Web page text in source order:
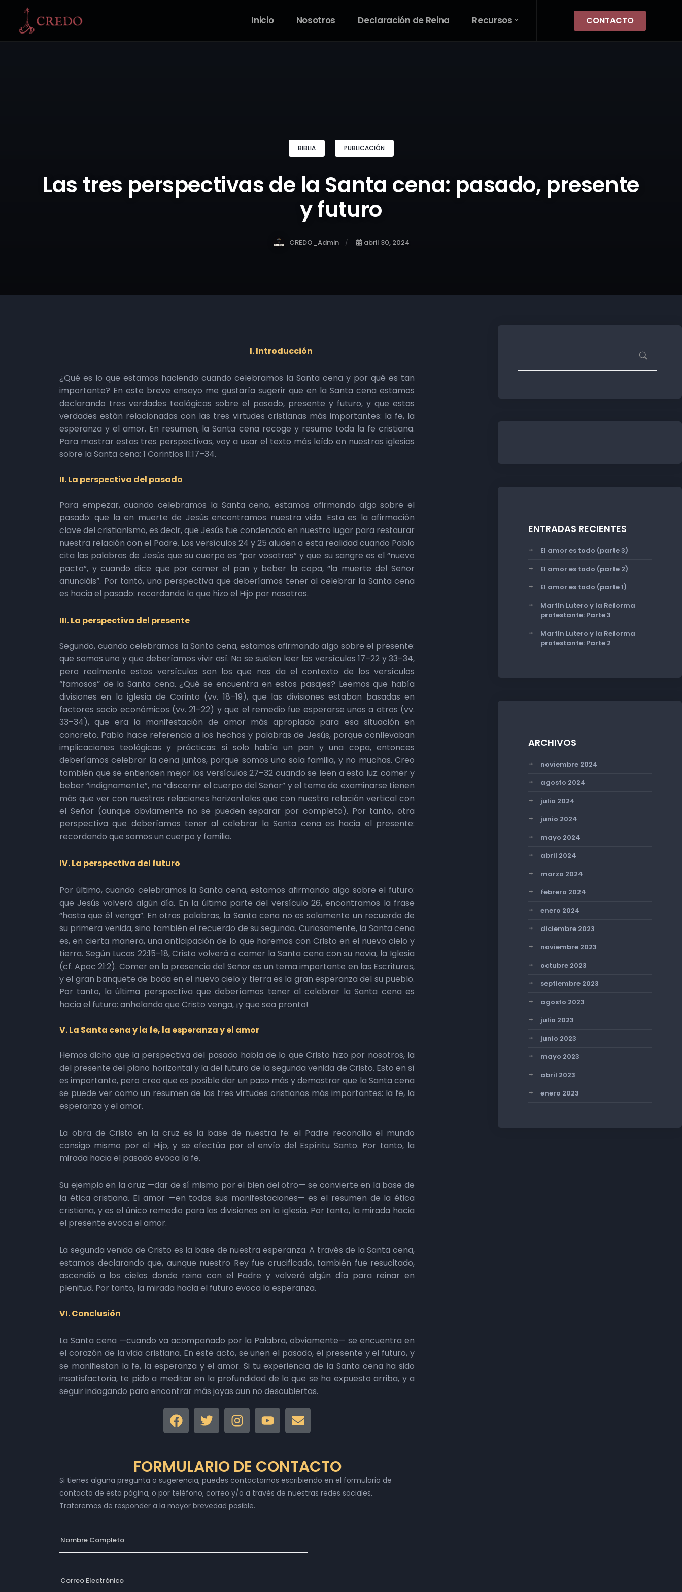
Inicio Nosotros Declaración de Reina Recursos CONTACTO
BIBLIA PUBLICACIÓN
Las tres perspectivas de la Santa cena: pasado, presente
y futuro
CREDO_Admin abril 30, 2024
I. Introducción
¿Qué es lo que estamos haciendo cuando celebramos la Santa cena y por qué es tan
importante? En este breve ensayo me gustaría sugerir que en la Santa cena estamos
declarando tres verdades teológicas sobre el pasado, presente y futuro, y que estas
verdades están relacionadas con las tres virtudes cristianas más importantes: la fe, la
esperanza y el amor. En resumen, la Santa cena recoge y resume toda la fe cristiana.
Para mostrar estas tres perspectivas, voy a usar el texto más leído en nuestras iglesias
sobre la Santa cena: 1 Corintios 11:17–34.
II. La perspectiva del pasado
Para empezar, cuando celebramos la Santa cena, estamos afirmando algo sobre el
pasado: que la en muerte de Jesús encontramos nuestra vida. Esta es la afirmación
clave del cristianismo, es decir, que Jesús fue condenado en nuestro lugar para restaurar
nuestra relación con el Padre. Los versículos 24 y 25 aluden a esta realidad cuando Pablo
cita las palabras de Jesús que su cuerpo es “por vosotros” y que su sangre es el “nuevo
pacto”, y cuando dice que por comer el pan y beber la copa, “la muerte del Señor
anunciáis”. Por tanto, una perspectiva que deberíamos tener al celebrar la Santa cena
es hacia el pasado: recordando lo que hizo el Hijo por nosotros.
III. La perspectiva del presente
Segundo, cuando celebramos la Santa cena, estamos afirmando algo sobre el presente:
que somos uno y que deberíamos vivir así. No se suelen leer los versículos 17–22 y 33–34,
pero realmente estos versículos son los que nos da el contexto de los versículos
“famosos” de la Santa cena. ¿Qué se encuentra en estos pasajes? Leemos que había
divisiones en la iglesia de Corinto (vv. 18–19), que las divisiones estaban basadas en
factores socio económicos (vv. 21–22) y que el remedio fue esperarse unos a otros (vv.
33–34), que era la manifestación de amor más apropiada para esa situación en
concreto. Pablo hace referencia a los hechos y palabras de Jesús, porque conllevaban
implicaciones teológicas y prácticas: si solo había un pan y una copa, entonces
deberíamos celebrar la cena juntos, porque somos una sola familia, y no muchas. Creo
también que se entienden mejor los versículos 27–32 cuando se leen a esta luz: comer y
beber “indignamente”, no “discernir el cuerpo del Señor” y el tema de examinarse tienen
más que ver con nuestras relaciones horizontales que con nuestra relación vertical con
el Señor (aunque obviamente no se pueden separar por completo). Por tanto, otra
perspectiva que deberíamos tener al celebrar la Santa cena es hacia el presente:
recordando que somos un cuerpo y familia.
IV. La perspectiva del futuro
Por último, cuando celebramos la Santa cena, estamos afirmando algo sobre el futuro:
que Jesús volverá algún día. En la última parte del versículo 26, encontramos la frase
“hasta que él venga”. En otras palabras, la Santa cena no es solamente un recuerdo de
su primera venida, sino también el recuerdo de su segunda. Curiosamente, la Santa cena
es, en cierta manera, una anticipación de lo que haremos con Cristo en el nuevo cielo y
tierra. Según Lucas 22:15–18, Cristo volverá a comer la Santa cena con su novia, la Iglesia
(cf. Apoc 21:2). Comer en la presencia del Señor es un tema importante en las Escrituras,
y el gran banquete de boda en el nuevo cielo y tierra es la gran esperanza del su pueblo.
Por tanto, la última perspectiva que deberíamos tener al celebrar la Santa cena es
hacia el futuro: anhelando que Cristo venga, ¡y que sea pronto!
V. La Santa cena y la fe, la esperanza y el amor
Hemos dicho que la perspectiva del pasado habla de lo que Cristo hizo por nosotros, la
del presente del plano horizontal y la del futuro de la segunda venida de Cristo. Esto en sí
es importante, pero creo que es posible dar un paso más y demostrar que la Santa cena
se puede ver como un resumen de las tres virtudes cristianas más importantes: la fe, la
esperanza y el amor.
La obra de Cristo en la cruz es la base de nuestra fe: el Padre reconcilia el mundo
consigo mismo por el Hijo, y se efectúa por el envío del Espíritu Santo. Por tanto, la
mirada hacia el pasado evoca la fe.
Su ejemplo en la cruz —dar de sí mismo por el bien del otro— se convierte en la base de
la ética cristiana. El amor —en todas sus manifestaciones— es el resumen de la ética
cristiana, y es el único remedio para las divisiones en la iglesia. Por tanto, la mirada hacia
el presente evoca el amor.
La segunda venida de Cristo es la base de nuestra esperanza. A través de la Santa cena,
estamos declarando que, aunque nuestro Rey fue crucificado, también fue resucitado,
ascendió a los cielos donde reina con el Padre y volverá algún día para reinar en
plenitud. Por tanto, la mirada hacia el futuro evoca la esperanza.
VI. Conclusión
La Santa cena —cuando va acompañado por la Palabra, obviamente— se encuentra en
el corazón de la vida cristiana. En este acto, se unen el pasado, el presente y el futuro, y
se manifiestan la fe, la esperanza y el amor. Si tu experiencia de la Santa cena ha sido
insatisfactoria, te pido a meditar en la profundidad de lo que se ha expuesto arriba, y a
seguir indagando para encontrar más joyas aun no descubiertas.
FORMULARIO DE CONTACTO
Si tienes alguna pregunta o sugerencia, puedes contactarnos escribiendo en el formulario de
contacto de esta página, o por teléfono, correo y/o a través de nuestras redes sociales.
Trataremos de responder a la mayor brevedad posible.
ENTRADAS RECIENTES
El amor es todo (parte 3)
El amor es todo (parte 2)
El amor es todo (parte 1)
Martín Lutero y la Reforma
protestante: Parte 3
Martín Lutero y la Reforma
protestante: Parte 2
ARCHIVOS
noviembre 2024
agosto 2024
julio 2024
junio 2024
mayo 2024
abril 2024
marzo 2024
febrero 2024
enero 2024
diciembre 2023
noviembre 2023
octubre 2023
septiembre 2023
agosto 2023
julio 2023
junio 2023
mayo 2023
abril 2023
enero 2023